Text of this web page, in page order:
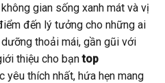
gian sống xanh mát và vị
đến lý tưởng cho những ai
thoải mái, gần gũi với
thiệu cho bạntop
yêu thích nhất, hứa hẹn mang